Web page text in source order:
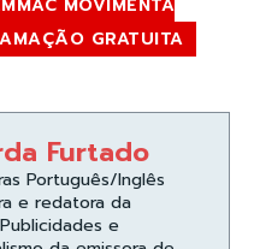
MOVIMENTA
GRATUITA
Furtado
Português/Inglês
e redatora da
e